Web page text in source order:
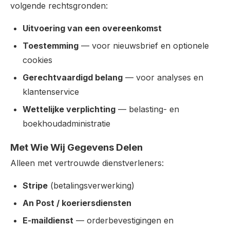
volgende rechtsgronden:
Uitvoering van een overeenkomst
Toestemming — voor nieuwsbrief en optionele
cookies
Gerechtvaardigd belang — voor analyses en
klantenservice
Wettelijke verplichting — belasting- en
boekhoudadministratie
Met Wie Wij Gegevens Delen
Alleen met vertrouwde dienstverleners:
Stripe (betalingsverwerking)
An Post / koeriersdiensten
E-maildienst — orderbevestigingen en